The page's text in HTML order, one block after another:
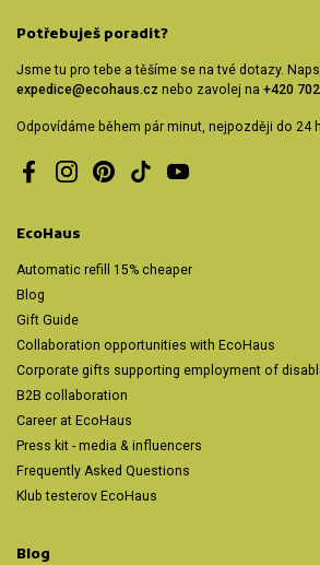
Potřebuješ poradit?
Jsme tu pro tebe a těšíme se na tvé dotazy.
expedice@ecohaus.cz nebo zavolej na +420
Odpovídáme během pár minut, nejpozději do 24
FacebookInstagramPinterestTikTokYouTube
EcoHaus
Automatic refill 15% cheaper
Blog
Gift Guide
Collaboration opportunities with EcoHaus
Corporate gifts supporting employment of
B2B collaboration
Career at EcoHaus
Press kit - media & influencers
Frequently Asked Questions
Klub testerov EcoHaus
Blog